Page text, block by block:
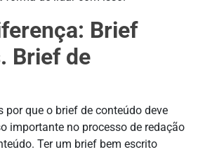
Brief
Brief de
por que o brief de conteúdo deve
importante no processo de redação
Ter um brief bem escrito